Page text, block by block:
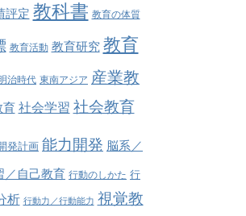
評定 教科書 教育の体質
教育活動 教育研究 教育
治時代 東南アジア 産業教
育 社会学習 社会教育
発計画 能力開発 脳系／
／自己教育 行動のしかた 行
析 行動力／行動能力 視覚教